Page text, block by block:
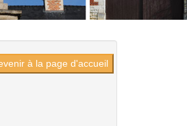
à la page d'accueil